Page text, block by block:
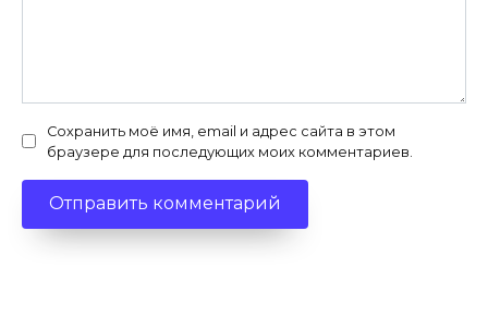
Сохранить моё имя, email и адрес сайта в этом
браузере для последующих моих комментариев.